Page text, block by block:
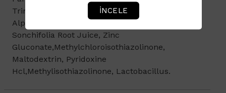
Trimethylolpropane Trioleate, Laureth-2, Mel,
Alpha-Glucanoligosaccharide, Polymnia
Sonchifolia Root Juice, Zinc
Gluconate,Methylchloroisothiazolinone,
Maltodextrin, Pyridoxine
Hcl,Methylisothiazolinone, Lactobacillus.
İNCELE